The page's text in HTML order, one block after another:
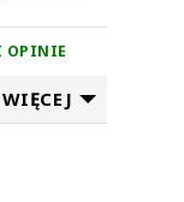
OPINIE
WIĘCEJ